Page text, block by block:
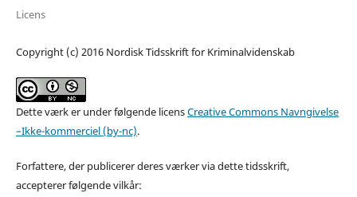
Licens
Copyright (c) 2016 Nordisk Tidsskrift for Kriminalvidenskab
Dette værk er under følgende licensCreative Commons Navngivelse
–Ikke-kommerciel (by-nc).
Forfattere, der publicerer deres værker via dette tidsskrift,
accepterer følgende vilkår: